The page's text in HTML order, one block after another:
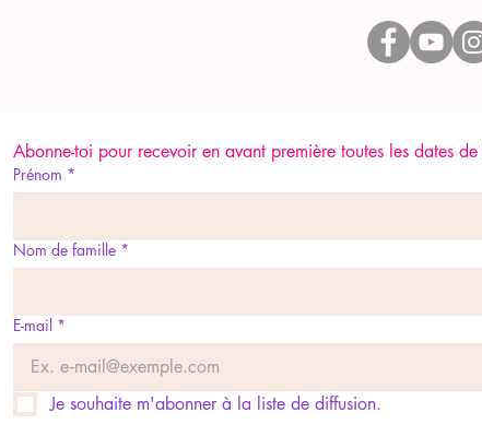
Abonne-toi pour recevoir en avant première toutes les dates
Prénom *
Nom de famille *
E-mail *
Je souhaite m'abonner à la liste de diffusion.